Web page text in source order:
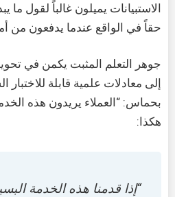
الاستبيانات يميلون غالباً لقول ما
حقاً في الواقع عندما يدفعون من
جوهر التعلم المثبت يكمن في
إلى معادلات علمية قابلة
بحماس: “العملاء يريدون هذه
هكذا:
“إذا قدمنا هذه الخدمة